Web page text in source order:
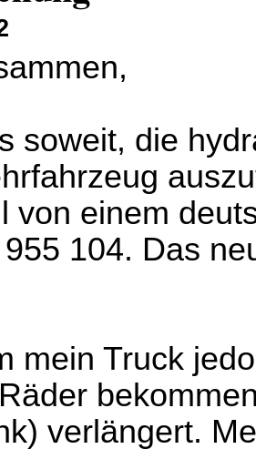
soweit, die
von einem
104. Das
mein Truck
verlängert.